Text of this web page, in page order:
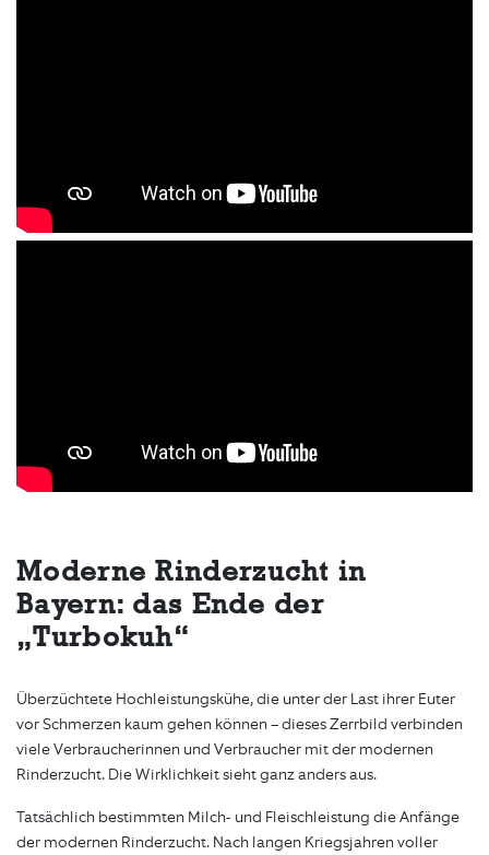
Moderne Rinderzucht in
Bayern: das Ende der
„Turbokuh“
Überzüchtete Hochleistungskühe, die unter der Last ihrer Euter
vor Schmerzen kaum gehen können – dieses Zerrbild verbinden
viele Verbraucherinnen und Verbraucher mit der modernen
Rinderzucht. Die Wirklichkeit sieht ganz anders aus.
Tatsächlich bestimmten Milch- und Fleischleistung die Anfänge
der modernen Rinderzucht. Nach langen Kriegsjahren voller